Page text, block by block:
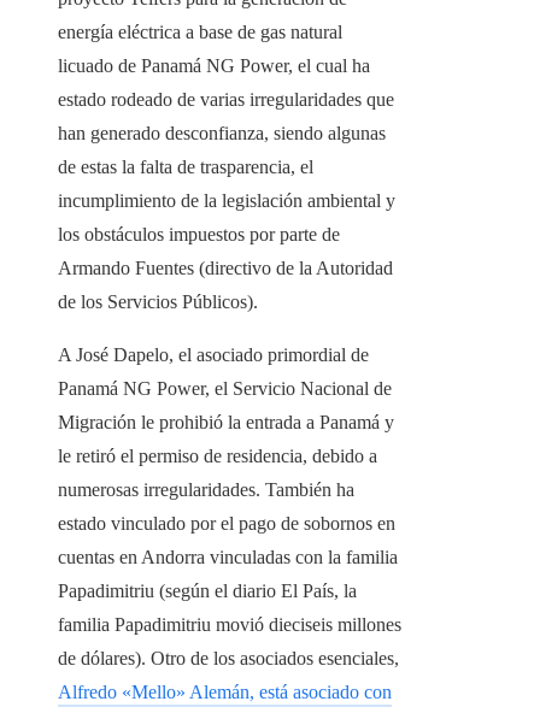
energía eléctrica a base de gas natural
licuado de Panamá NG Power, el cual ha
estado rodeado de varias irregularidades que
han generado desconfianza, siendo algunas
de estas la falta de trasparencia, el
incumplimiento de la legislación ambiental y
los obstáculos impuestos por parte de
Armando Fuentes (directivo de la Autoridad
de los Servicios Públicos).
A José Dapelo, el asociado primordial de
Panamá NG Power, el Servicio Nacional de
Migración le prohibió la entrada a Panamá y
le retiró el permiso de residencia, debido a
numerosas irregularidades. También ha
estado vinculado por el pago de sobornos en
cuentas en Andorra vinculadas con la familia
Papadimitriu (según el diario El País, la
familia Papadimitriu movió dieciseis millones
de dólares). Otro de los asociados esenciales,
Alfredo «Mello» Alemán, está asociado con